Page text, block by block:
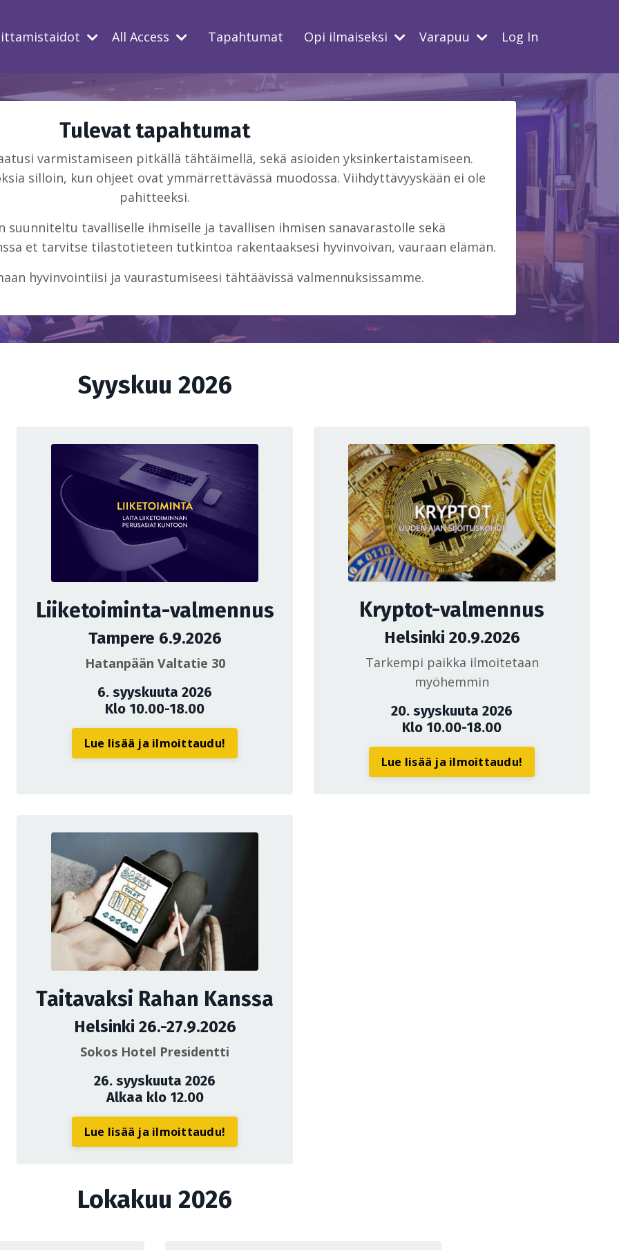
All Access Tapahtumat Opi ilmaiseksi Varapuu Log In
Tulevat tapahtumat
varmistamiseen pitkällä tähtäimellä, sekä asioiden yksinkertaistamiseen.
silloin, kun ohjeet ovat ymmärrettävässä muodossa. Viihdyttävyyskään ei ole
pahitteeksi.
suunniteltu tavalliselle ihmiselle ja tavallisen ihmisen sanavarastolle sekä
et tarvitse tilastotieteen tutkintoa rakentaaksesi hyvinvoivan, vauraan elämän.
hyvinvointiisi ja vaurastumiseesi tähtäävissä valmennuksissamme.
Syyskuu 2026
Liiketoiminta-valmennus
Tampere 6.9.2026
Hatanpään Valtatie 30
6. syyskuuta 2026
Klo 10.00-18.00
Lue lisää ja ilmoittaudu!
Kryptot-valmennus
Helsinki 20.9.2026
Tarkempi paikka ilmoitetaan
myöhemmin
20. syyskuuta 2026
Klo 10.00-18.00
Lue lisää ja ilmoittaudu!
Taitavaksi Rahan Kanssa
Helsinki 26.-27.9.2026
Sokos Hotel Presidentti
26. syyskuuta 2026
Alkaa klo 12.00
Lue lisää ja ilmoittaudu!
Lokakuu 2026